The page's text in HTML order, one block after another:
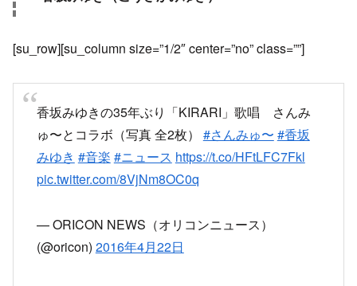
[su_row][su_column size=”1/2″ center=”no” class=””]
香坂みゆきの35年ぶり「KIRARI」歌唱 さんみ
ゅ〜とコラボ（写真 全2枚） #さんみゅ〜 #香坂
みゆき #音楽 #ニュース https://t.co/HFtLFC7Fkl
pic.twitter.com/8VjNm8OC0q
— ORICON NEWS（オリコンニュース）
(@oricon) 2016年4月22日